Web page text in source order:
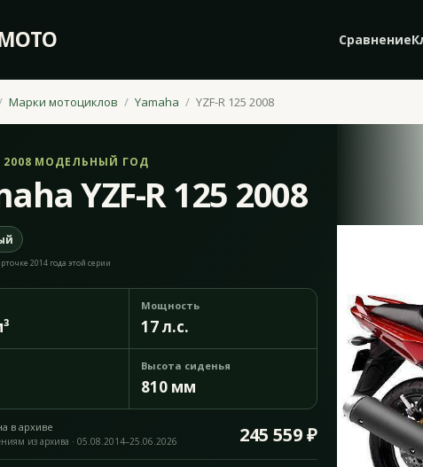
Сравнение
Марки мотоциклов Yamaha YZF-R 125 2008
· 2008 МОДЕЛЬНЫЙ ГОД
YZF-R 125 2008
2014 года этой серии
Мощность
17 л.с.
Высота сиденья
810 мм
в архиве 245 559 ₽
из архива · 05.08.2014–25.06.2026